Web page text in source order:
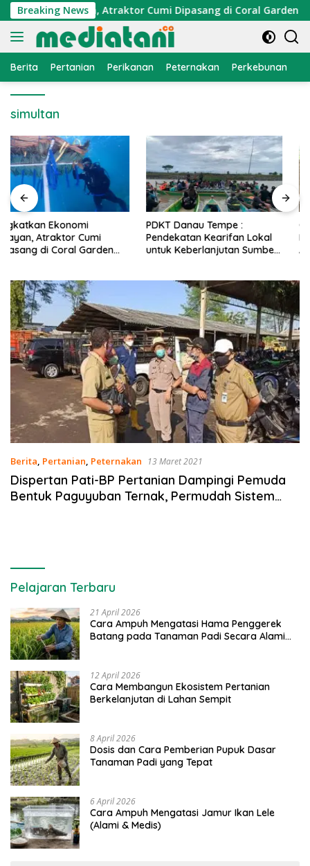
Langsung
ke
konten
Breaking News
Nelayan, Atraktor Cumi Dipasang di Coral Garden
Berita Pertanian Perikanan Peternakan Perkebunan
simultan
PDKT Danau Tempe :
Pendekatan Kearifan Lokal
untuk Keberlanjutan Sumber
Cara Mengatasi Penyakit
PMK pada Sapi Perah Secara
Alami dan Medis
Berita, Pertanian, Peternakan 13 Maret 2021
Dispertan Pati-BP Pertanian Dampingi Pemuda
Bentuk Paguyuban Ternak, Permudah Sistem
Pelajaran Terbaru
21 April 2026
Cara Ampuh Mengatasi Hama Penggerek
Batang pada Tanaman Padi Secara Alami
12 April 2026
Cara Membangun Ekosistem Pertanian
Berkelanjutan di Lahan Sempit
8 April 2026
Dosis dan Cara Pemberian Pupuk Dasar
Tanaman Padi yang Tepat
6 April 2026
Cara Ampuh Mengatasi Jamur Ikan Lele
(Alami & Medis)